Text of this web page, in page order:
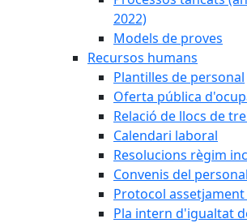
2022)
Models de proves
Recursos humans
Plantilles de personal
Oferta pública
Relació de llocs de
Calendari laboral
Resolucions règim
Convenis del personal
Protocol
Pla intern d'igualtat